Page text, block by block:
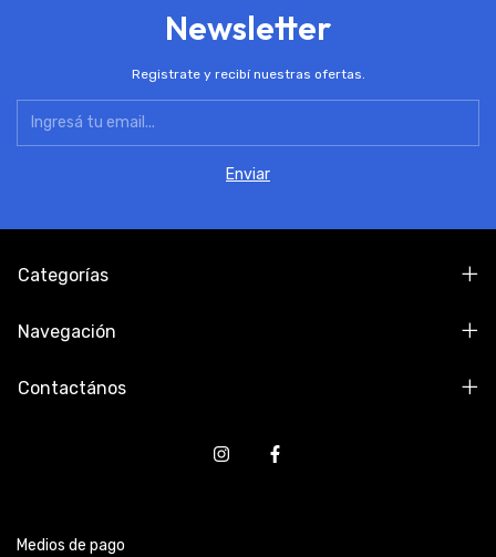
Newsletter
Registrate y recibí nuestras ofertas.
Categorías
Navegación
Contactános
Medios de pago